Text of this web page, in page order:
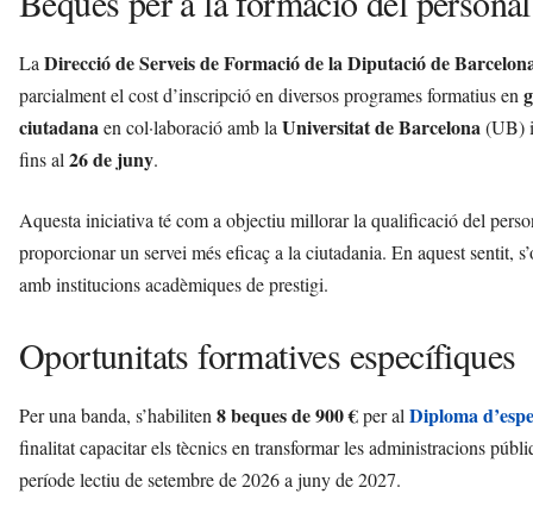
LaDirecció de Serveis de Formació de la Diputació de
parcialment el cost d’inscripció en diversos programes formatius en
ciutadanaen col·laboració amb laUniversitat de Barcelona(UB)
fins al26 de juny.
Aquesta iniciativa té com a objectiu millorar la qualificació del
proporcionar un servei més eficaç a la ciutadania. En aquest sentit,
amb institucions acadèmiques de prestigi.
Oportunitats formatives específiques
Per una banda, s’habiliten8 beques de 900 €per alDiploma
finalitat capacitar els tècnics en transformar les administracions
període lectiu de setembre de 2026 a juny de 2027.